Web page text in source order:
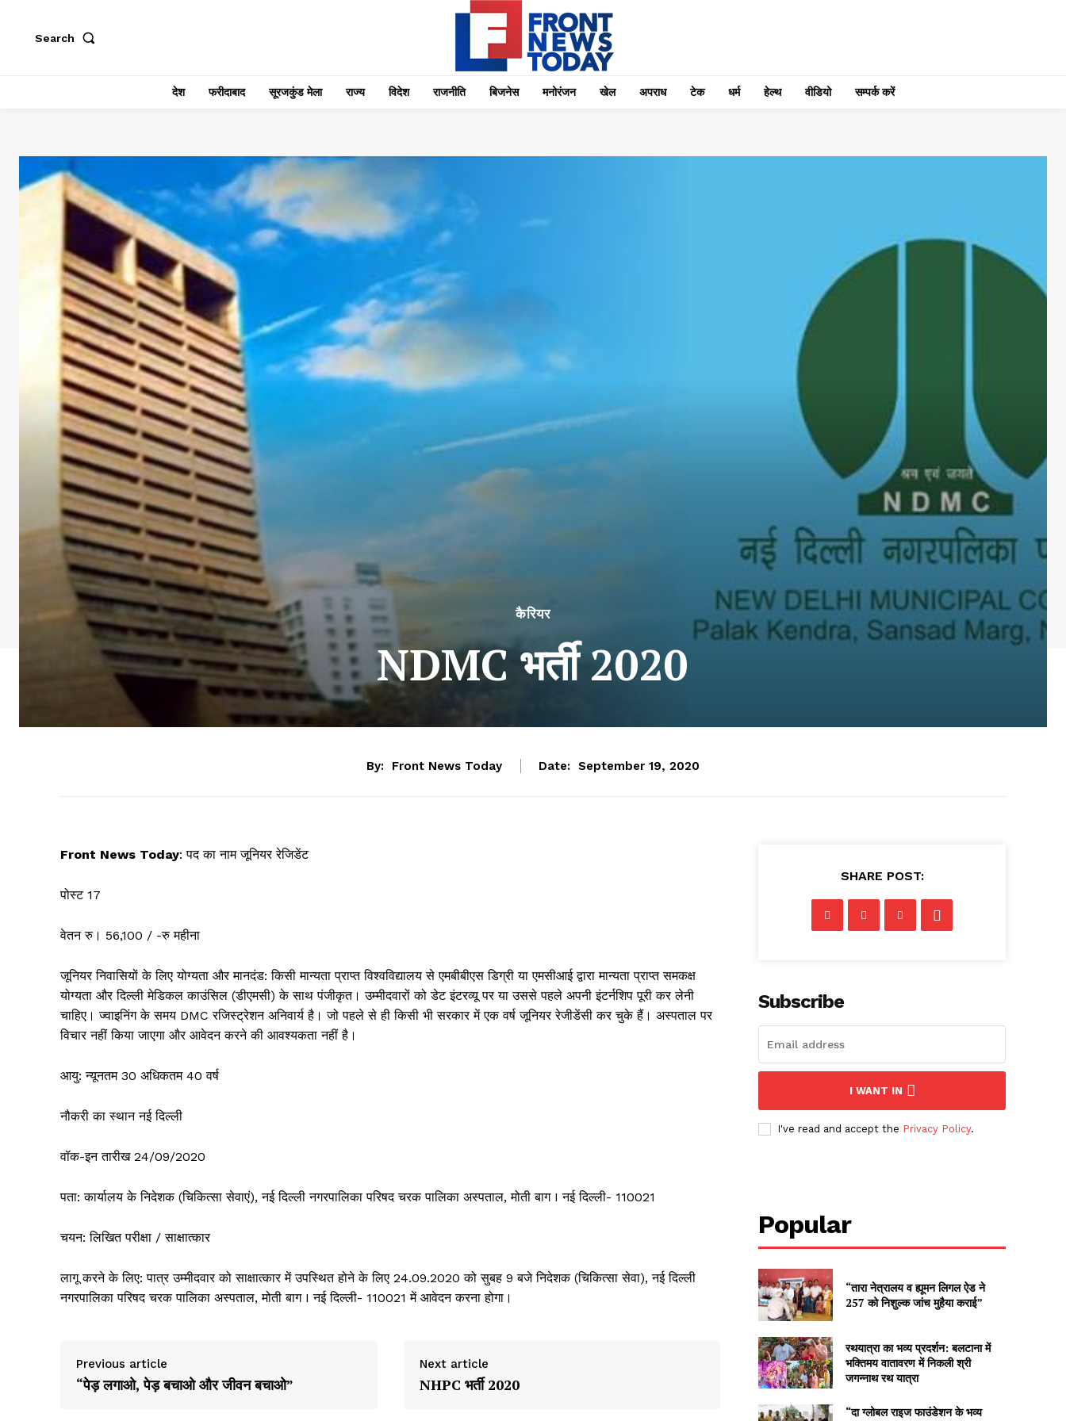
Search
देश फरीदाबाद सूरजकुंड मेला राज्‍य विदेश राजनीति बिजनेस मनोरंजन खेल अपराध टेक धर्म हेल्थ वीडियो सम्पर्क करें
कैरियर
NDMC भर्ती 2020
By: Front News Today Date: September 19, 2020
Front News Today: पद का नाम जूनियर रेजिडेंट
पोस्ट 17
वेतन रु। 56,100 / -रु महीना
जूनियर निवासियों के लिए योग्यता और मानदंड: किसी मान्यता प्राप्त विश्वविद्यालय से एमबीबीएस डिग्री या एमसीआई द्वारा मान्यता प्राप्त समकक्ष
योग्यता और दिल्ली मेडिकल काउंसिल (डीएमसी) के साथ पंजीकृत। उम्मीदवारों को डेट इंटरव्यू पर या उससे पहले अपनी इंटर्नशिप पूरी कर लेनी
चाहिए। ज्वाइनिंग के समय DMC रजिस्ट्रेशन अनिवार्य है। जो पहले से ही किसी भी सरकार में एक वर्ष जूनियर रेजीडेंसी कर चुके हैं। अस्पताल पर
विचार नहीं किया जाएगा और आवेदन करने की आवश्यकता नहीं है।
आयु: न्यूनतम 30 अधिकतम 40 वर्ष
नौकरी का स्थान नई दिल्ली
वॉक-इन तारीख 24/09/2020
पता: कार्यालय के निदेशक (चिकित्सा सेवाएं), नई दिल्ली नगरपालिका परिषद चरक पालिका अस्पताल, मोती बाग I नई दिल्ली- 110021
चयन: लिखित परीक्षा / साक्षात्कार
लागू करने के लिए: पात्र उम्मीदवार को साक्षात्कार में उपस्थित होने के लिए 24.09.2020 को सुबह 9 बजे निदेशक (चिकित्सा सेवा), नई दिल्ली
नगरपालिका परिषद चरक पालिका अस्पताल, मोती बाग I नई दिल्ली- 110021 में आवेदन करना होगा।
Previous article
“पेड़ लगाओ, पेड़ बचाओ और जीवन बचाओ”
Next article
NHPC भर्ती 2020
SHARE POST:
Subscribe
I WANT IN
I've read and accept the Privacy Policy.
Popular
“तारा नेत्रालय व ह्यूमन लिगल ऐड ने
257 को निशुल्क जांच मुहैया कराई”
रथयात्रा का भव्य प्रदर्शन: बलटाना में
भक्तिमय वातावरण में निकली श्री
जगन्नाथ रथ यात्रा
“दा ग्लोबल राइज फाउंडेशन के भव्य